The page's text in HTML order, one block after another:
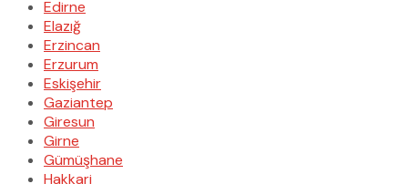
Edirne
Elazığ
Erzincan
Erzurum
Eskişehir
Gaziantep
Giresun
Girne
Gümüşhane
Hakkari